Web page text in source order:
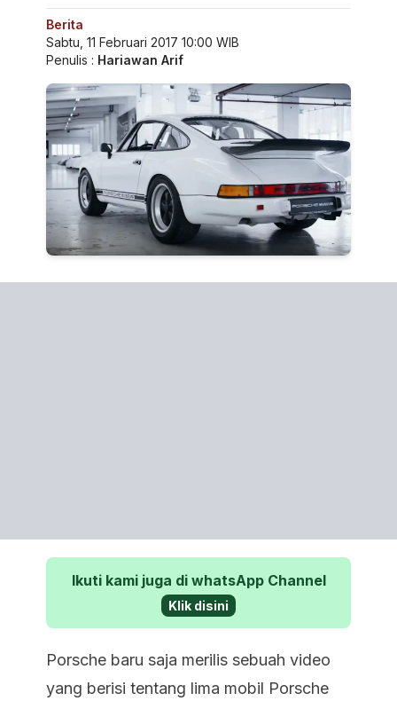
Berita
Sabtu, 11 Februari 2017 10:00 WIB
Penulis : Hariawan Arif
Ikuti kami juga di whatsApp Channel
Klik disini
Porsche baru saja merilis sebuah video
yang berisi tentang lima mobil Porsche